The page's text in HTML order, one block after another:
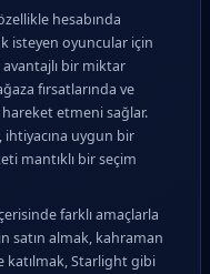
hesabında
isteyen oyuncular için
bir miktar
fırsatlarında ve
etmeni sağlar.
uygun bir
mantıklı bir seçim
farklı amaçlarla
satın almak, kahraman
katılmak, Starlight gibi